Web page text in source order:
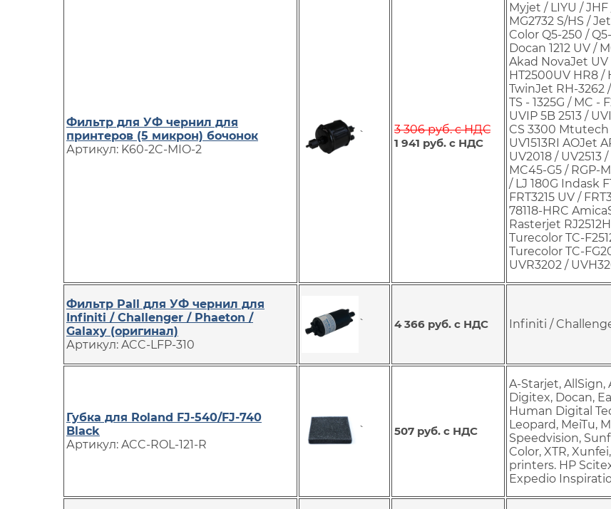
Фильтр для УФ чернил для
принтеров (5 микрон) бочонок
Артикул: K60-2C-MIO-2
`
3 306 руб. с НДС
1 941 руб. с НДС
Myjet / LIYU /
MG2732 S/HS /
Color Q5-250 /
Docan 1212 UV /
Akad NovaJet UV
HT2500UV HR8 /
TwinJet RH-3262
TS - 1325G / MC -
UVIP 5B 2513 /
CS 3300 Mtutech
UV1513RI AOJet
UV2018 / UV2513
MC45-G5 / RGP-
/ LJ 180G Indask
FRT3215 UV /
78118-HRC
Rasterjet
Turecolor TC-
Turecolor TC-
UVR3202 /
Фильтр Pall для УФ чернил для
Infiniti / Challenger / Phaeton /
Galaxy (оригинал)
Артикул: ACC-LFP-310
` 4 366 руб. с НДС Infiniti /
Губка для Roland FJ-540/FJ-740
Black
Артикул: ACC-ROL-121-R
` 507 руб. с НДС
A-Starjet, AllSign,
Digitex, Docan,
Human Digital
Leopard, MeiTu,
Speedvision,
Color, XTR,
printers. HP
Expedio